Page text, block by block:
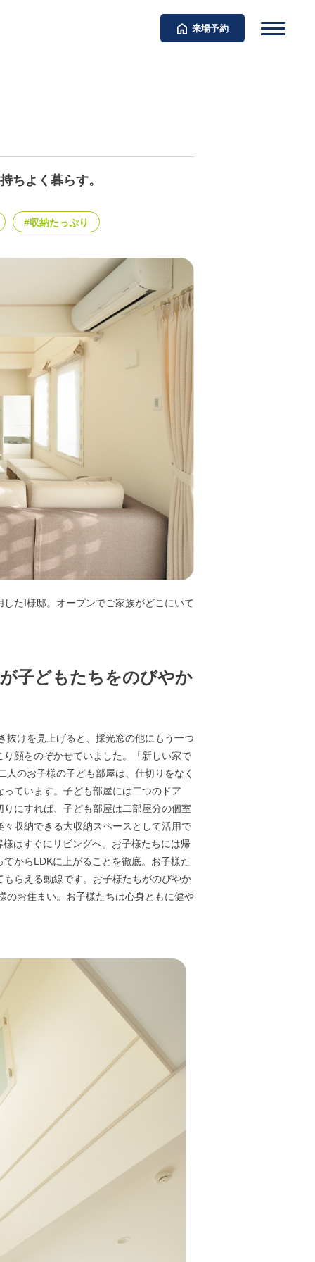
来場予約
ちよく暮らす。
#収納たっぷり
たI様邸。オープンでご家族がどこにいて
子どもたちをのびやか
抜けを見上げると、採光窓の他にもう一つ
顔をのぞかせていました。「新しい家で
のお子様の子ども部屋は、仕切りをなく
ています。子ども部屋には二つのドア
にすれば、子ども部屋は二部屋分の個室
収納できる大収納スペースとして活用で
はすぐにリビングへ。お子様たちには帰
からLDKに上がることを徹底。お子様た
らえる動線です。お子様たちがのびやか
のお住まい。お子様たちは心身ともに健や